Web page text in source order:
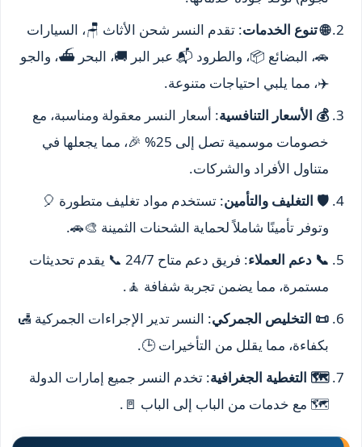
🌐 تنوع الخدمات: تقدم النسر شحن الأثاث 🪑، السيارات
🚗، البضائع 📦، والطرود 📬 عبر البر 🚚، البحر ⛴️، والجو
✈️، مما يلبي احتياجات متنوعة.
💰 الأسعار التنافسية: أسعار النسر معقولة ومناسبة، مع
خصومات موسمية تصل إلى 25% 🎉، مما يجعلها في
متناول الأفراد والشركات.
🛡️ التغليف والتأمين: تستخدم مواد تغليف متطورة 🎈
وتوفر تأمينًا شاملاً لحماية الشحنات الثمينة 🎨🚗.
📞 دعم العملاء
: فريق دعم متاح 24/7 📞 يقدم تحديثات
مستمرة، مما يضمن تجربة شفافة 🧘.
📜 التخليص الجمركي: النسر تدير الإجراءات الجمركية 🛃
بكفاءة، مما يقلل من التأخيرات 🕒.
🗺️ التغطية الجغرافية: تخدم النسر جميع إمارات الدولة
🗺️ مع خدمات من الباب إلى الباب 🚪.